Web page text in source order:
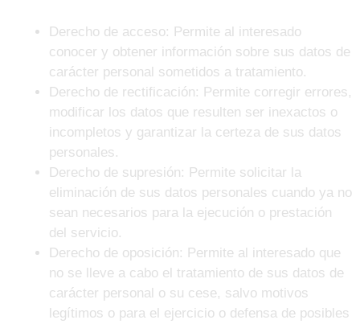
Derecho de acceso: Permite al interesado
conocer y obtener información sobre sus datos de
carácter personal sometidos a tratamiento.
Derecho de rectificación: Permite corregir errores,
modificar los datos que resulten ser inexactos o
incompletos y garantizar la certeza de sus datos
personales.
Derecho de supresión: Permite solicitar la
eliminación de sus datos personales cuando ya no
sean necesarios para la ejecución o prestación
del servicio.
Derecho de oposición: Permite al interesado que
no se lleve a cabo el tratamiento de sus datos de
carácter personal o su cese, salvo motivos
legítimos o para el ejercicio o defensa de posibles